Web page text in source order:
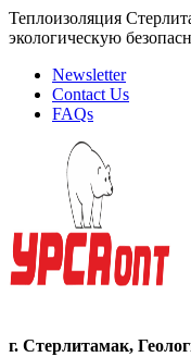
Теплоизоляция
экологическую
Newsletter
Contact Us
FAQs
г. Стерлитамак,